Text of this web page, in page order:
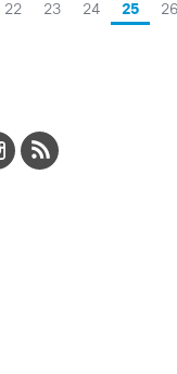
22 23 24 25 26